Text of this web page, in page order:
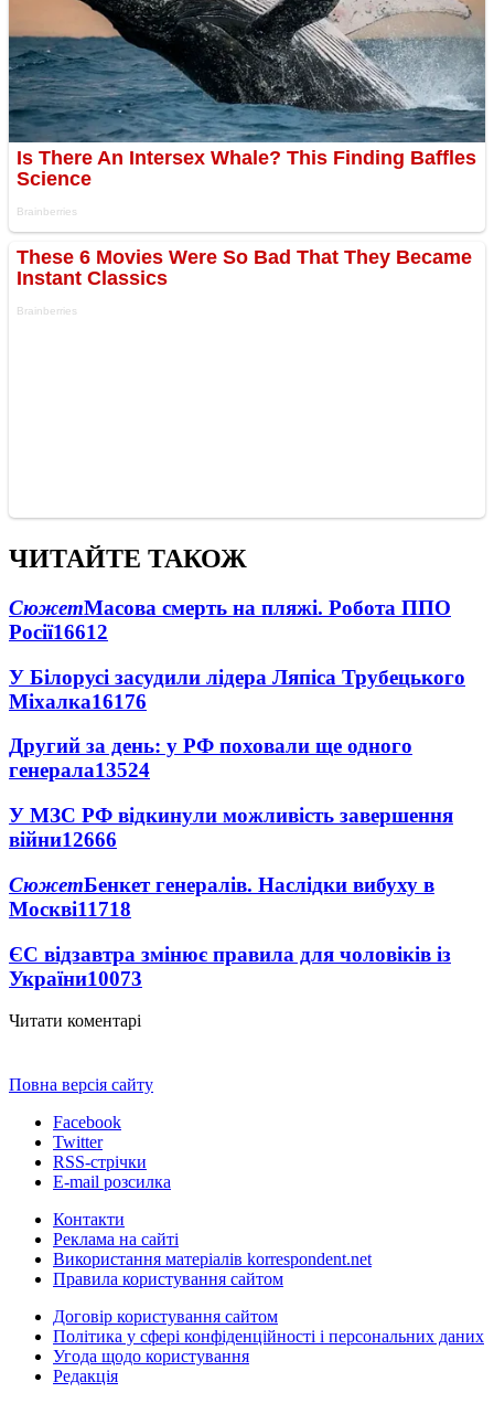
ЧИТАЙТЕ ТАКОЖ
СюжетМасова смерть на пляжі. Робота ППО
Росії16612
У Білорусі засудили лідера Ляпіса Трубецького
Міхалка16176
Другий за день: у РФ поховали ще одного
генерала13524
У МЗС РФ відкинули можливість завершення
війни12666
СюжетБенкет генералів. Наслідки вибуху в
Москві11718
ЄС відзавтра змінює правила для чоловіків із
України10073
Читати коментарі
Повна версія сайту
Facebook
Twitter
RSS-стрічки
E-mail розсилка
Контакти
Реклама на сайті
Використання матеріалів korrespondent.net
Правила користування сайтом
Договір користування сайтом
Політика у сфері конфіденційності і персональних даних
Угода щодо користування
Редакція